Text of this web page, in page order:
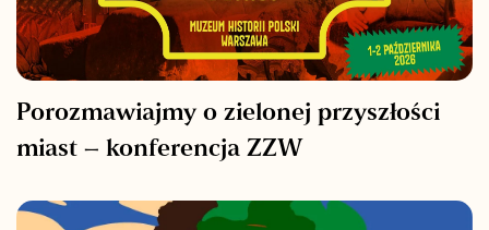
Porozmawiajmy o zielonej przyszłości
miast – konferencja ZZW